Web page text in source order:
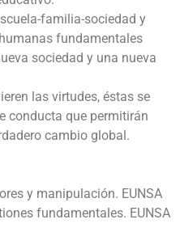
familia-sociedad y
fundamentales
sociedad y una nueva
las virtudes, éstas se
conducta que permitirán
cambio global.
y manipulación. EUNSA
fundamentales. EUNSA